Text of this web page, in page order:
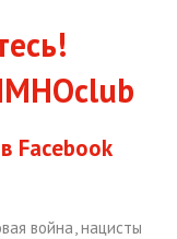
в Facebook
война,нацисты